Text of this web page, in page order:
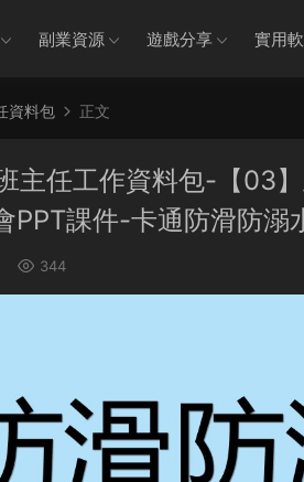
副業資源 遊戲分享 實用
資料包 正文
主任工作資料包-【03
PPT課件-卡通防滑防溺
344